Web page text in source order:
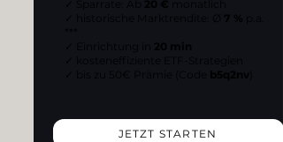
✓ Sparrate: Ab 20 € monatlich
✓ historische Marktrendite: Ø 7 % p.a.
✓ Einrichtung in 20 min
✓ kosteneffiziente ETF-Strategien
✓ bis zu 50€ Prämie (Code b5q2nv
JETZT STARTEN